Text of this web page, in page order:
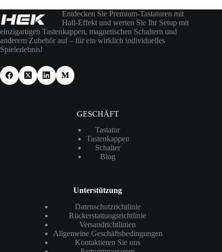
Entdecken Sie Premium-Tastaturen mit
Hall-Effekt und werten Sie Ihr Setup mit
einzigartigen Tastenkappen, magnetischen Schaltern und
anderem Zubehör auf – für ein wirklich individuelles
Spielerlebnis!
GESCHÄFT
Tastatur
Tastenkappen
Schalter
Blog
Unterstützung
Datenschutzrichtlinie
Rückerstattungsrichtlinie
Versandrichtlinien
Allgemeine Geschäftsbedingungen
Kontaktieren Sie uns